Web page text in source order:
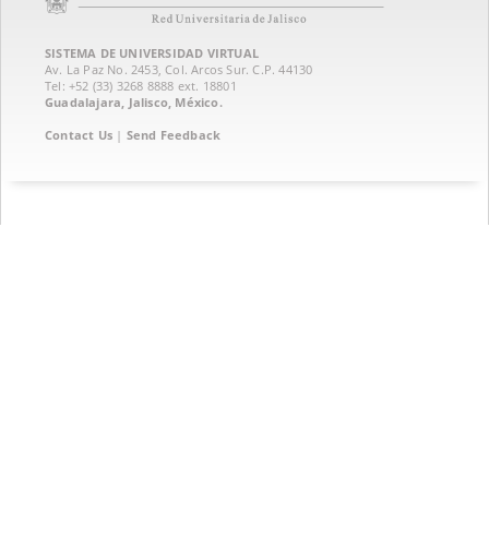
SISTEMA DE UNIVERSIDAD VIRTUAL
Av. La Paz No. 2453, Col. Arcos Sur. C.P. 44130
Tel: +52 (33) 3268 8888‏ ext. 18801
Guadalajara, Jalisco, México.
Contact Us | Send Feedback